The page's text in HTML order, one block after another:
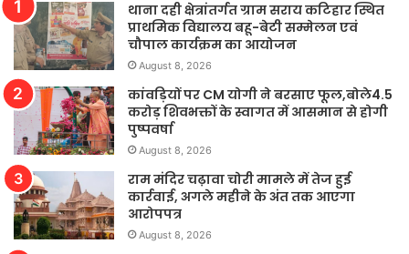
थाना दही क्षेत्रांतर्गत ग्राम सराय कटिहार स्थित
प्राथमिक विद्यालय बहू-बेटी सम्मेलन एवं
चौपाल कार्यक्रम का आयोजन
August 8, 2026
कांवड़ियों पर CM योगी ने बरसाए फूल,बोले4.5
करोड़ शिवभक्तों के स्वागत में आसमान से होगी
पुष्पवर्षा
August 8, 2026
राम मंदिर चढ़ावा चोरी मामले में तेज हुई
कार्रवाई, अगले महीने के अंत तक आएगा
आरोपपत्र
August 8, 2026